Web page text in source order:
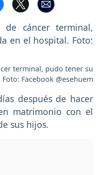
terminal, pudo tener su
Facebook @esehuem
después de hacer
matrimonio con el
sus hijos.